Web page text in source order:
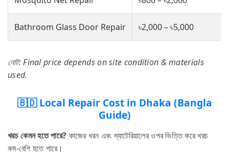
Bathroom Glass Door Repair ৳2,000 – ৳5,000
নোট: Final price depends on site condition & materials
used.
🇧🇩 Local Repair Cost in Dhaka (Bangla
Guide)
খরচ কেমন হতে পারে? কাজের ধরন এবং ম্যাটেরিয়ালের ওপর ভিত্তি করে খরচ
কম-বেশি হতে পারে।